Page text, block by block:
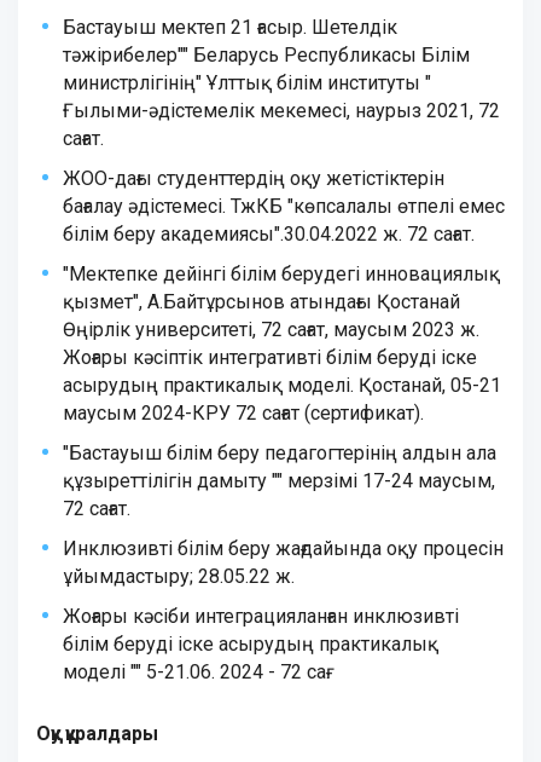
Бастауыш мектеп 21 ғасыр. Шетелдік
тәжірибелер"" Беларусь Республикасы Білім
министрлігінің" Ұлттық білім институты "
Ғылыми-әдістемелік мекемесі, наурыз 2021, 72
сағат.
ЖОО-дағы студенттердің оқу жетістіктерін
бағалау әдістемесі. ТжКБ "көпсалалы өтпелі емес
білім беру академиясы".30.04.2022 ж. 72 сағат.
"Мектепке дейінгі білім берудегі инновациялық
қызмет", А.Байтұрсынов атындағы Қостанай
Өңірлік университеті, 72 сағат, маусым 2023 ж.
Жоғары кәсіптік интегративті білім беруді іске
асырудың практикалық моделі. Қостанай, 05-21
маусым 2024-КРУ 72 сағат (сертификат).
"Бастауыш білім беру педагогтерінің алдын ала
құзыреттілігін дамыту "" мерзімі 17-24 маусым,
72 сағат.
Инклюзивті білім беру жағдайында оқу процесін
ұйымдастыру; 28.05.22 ж.
Жоғары кәсіби интеграцияланған инклюзивті
білім беруді іске асырудың практикалық
моделі "" 5-21.06. 2024 - 72 сағ.
Оқу құралдары